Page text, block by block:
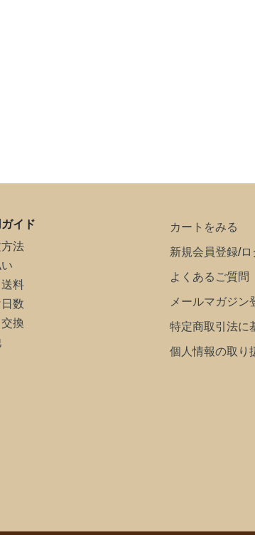
イド
法
料
数
換
カートをみる
新規会員登録/ロ
よくあるご質問
メールマガジン
特定商取引法に
個人情報の取り